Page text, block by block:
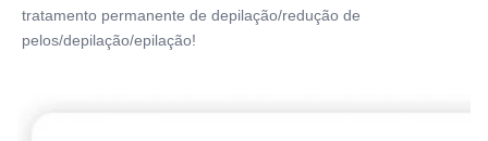
tratamento permanente de depilação/redução de
pelos/depilação/epilação!